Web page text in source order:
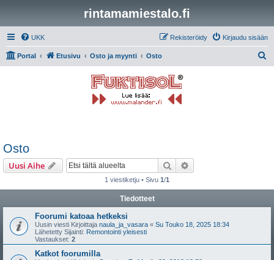
rintamamiestalo.fi
UKK Kirjaudu sisään
Rekisteröidy
Portal Etusivu Osto ja myynti Osto
Osto
Uusi Aihe Etsi
1 viestiketju • Sivu 1/1
Tiedotteet
Foorumi katoaa hetkeksi
Uusin viesti Kirjoittaja naula_ja_vasara « Su Touko 18, 2025 18:34
Lähetetty Sijainti: Remontointi yleisesti
Vastaukset: 2
Katkot foorumilla